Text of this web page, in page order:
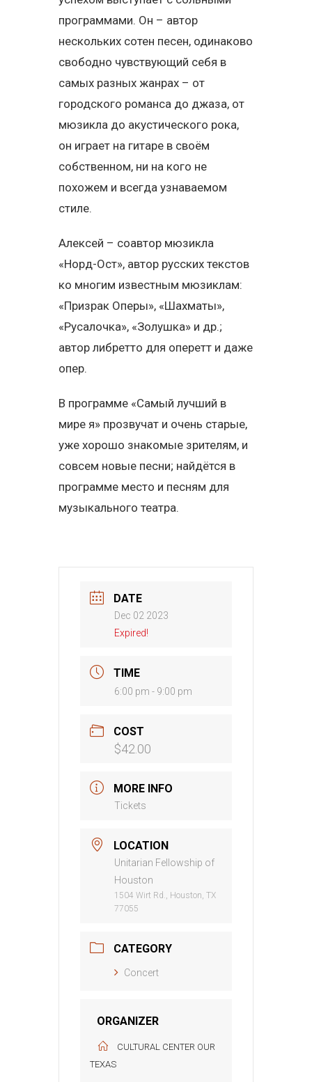
программами. Он – автор
нескольких сотен песен, одинаково
свободно чувствующий себя в
самых разных жанрах – от
городского романса до джаза, от
мюзикла до акустического рока,
он играет на гитаре в своём
собственном, ни на кого не
похожем и всегда узнаваемом
стиле.
Алексей – соавтор мюзикла
«Норд-Ост», автор русских текстов
ко многим известным мюзиклам:
«Призрак Оперы», «Шахматы»,
«Русалочка», «Золушка» и др.;
автор либретто для оперетт и даже
опер.
В программе «Самый лучший в
мире я» прозвучат и очень старые,
уже хорошо знакомые зрителям, и
совсем новые песни; найдётся в
программе место и песням для
музыкального театра.
DATE
Dec 02 2023
Expired!
TIME
6:00 pm - 9:00 pm
COST
$42.00
MORE INFO
Tickets
LOCATION
Unitarian Fellowship of
Houston
1504 Wirt Rd., Houston, TX
77055
CATEGORY
Concert
ORGANIZER
CULTURAL CENTER OUR
TEXAS